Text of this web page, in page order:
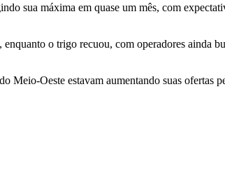
sua máxima em quase um mês, com
, enquanto o trigo recuou, com operadores ainda
Oeste estavam aumentando suas ofertas